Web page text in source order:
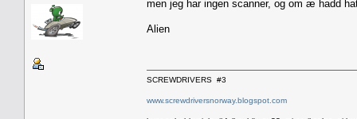
men jeg har ingen scanner, og om æ hadd
Alien
SCREWDRIVERS #3
www.screwdriversnorway.blogspot.com